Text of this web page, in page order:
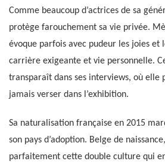
Comme beaucoup d’actrices de sa
protège farouchement sa vie privée.
évoque parfois avec pudeur les joies et
carrière exigeante et vie personnelle.
transparaît dans ses interviews, où elle
jamais verser dans l’exhibition.
Sa naturalisation française en 2015
son pays d’adoption. Belge de
parfaitement cette double culture qui